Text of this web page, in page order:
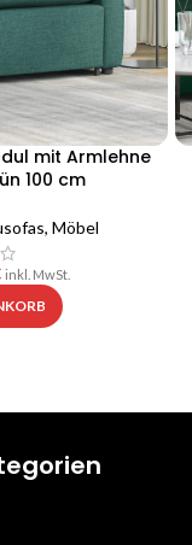
mit Armlehne
100 cm
,Möbel
inkl. MwSt.